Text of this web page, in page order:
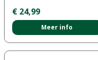
€ 24,99
Meer info